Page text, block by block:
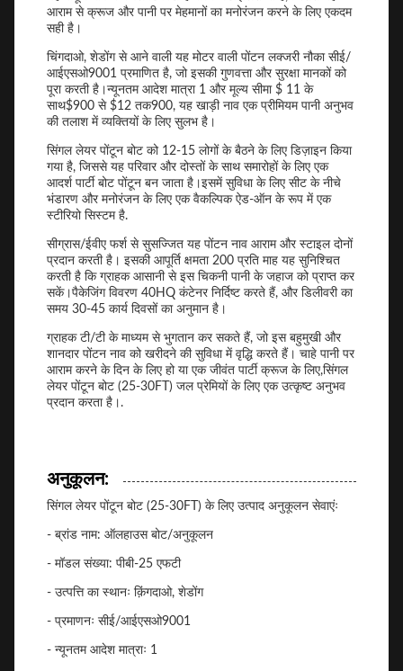
आराम से क्रूज और पानी पर मेहमानों का मनोरंजन करने के लिए एकदम
सही है।
चिंगदाओ, शेडोंग से आने वाली यह मोटर वाली पोंटन लक्जरी नौका सीई/
आईएसओ9001 प्रमाणित है, जो इसकी गुणवत्ता और सुरक्षा मानकों को
पूरा करती है।न्यूनतम आदेश मात्रा 1 और मूल्य सीमा $ 11 के
साथ$900 से $12 तक900, यह खाड़ी नाव एक प्रीमियम पानी अनुभव
की तलाश में व्यक्तियों के लिए सुलभ है।
सिंगल लेयर पोंटून बोट को 12-15 लोगों के बैठने के लिए डिज़ाइन किया
गया है, जिससे यह परिवार और दोस्तों के साथ समारोहों के लिए एक
आदर्श पार्टी बोट पोंटून बन जाता है।इसमें सुविधा के लिए सीट के नीचे
भंडारण और मनोरंजन के लिए एक वैकल्पिक ऐड-ऑन के रूप में एक
स्टीरियो सिस्टम है.
सीग्रास/ईवीए फर्श से सुसज्जित यह पोंटन नाव आराम और स्टाइल दोनों
प्रदान करती है। इसकी आपूर्ति क्षमता 200 प्रति माह यह सुनिश्चित
करती है कि ग्राहक आसानी से इस चिकनी पानी के जहाज को प्राप्त कर
सकें।पैकेजिंग विवरण 40HQ कंटेनर निर्दिष्ट करते हैं, और डिलीवरी का
समय 30-45 कार्य दिवसों का अनुमान है।
ग्राहक टी/टी के माध्यम से भुगतान कर सकते हैं, जो इस बहुमुखी और
शानदार पोंटन नाव को खरीदने की सुविधा में वृद्धि करते हैं। चाहे पानी पर
आराम करने के दिन के लिए हो या एक जीवंत पार्टी क्रूज के लिए,सिंगल
लेयर पोंटून बोट (25-30FT) जल प्रेमियों के लिए एक उत्कृष्ट अनुभव
प्रदान करता है।.
अनुकूलन:
सिंगल लेयर पोंटून बोट (25-30FT) के लिए उत्पाद अनुकूलन सेवाएंः
- ब्रांड नाम: ऑलहाउस बोट/अनुकूलन
- मॉडल संख्या: पीबी-25 एफटी
- उत्पत्ति का स्थानः क़िंगदाओ, शेडोंग
- प्रमाणनः सीई/आईएसओ9001
- न्यूनतम आदेश मात्राः 1